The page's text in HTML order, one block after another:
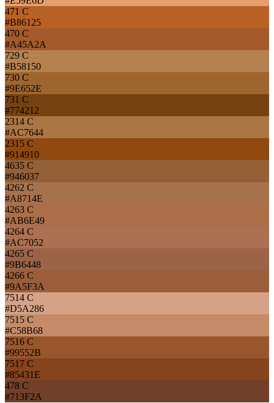
471 C
#B86125
470 C
#A45A2A
729 C
#B58150
730 C
#9E652E
731 C
#774212
2314 C
#AC7644
2315 C
#914910
4635 C
#946037
4262 C
#A8714E
4263 C
#AB6E49
4264 C
#AC7052
4265 C
#9B6448
4266 C
#9A5F3A
7514 C
#D5A286
7515 C
#C58B68
7516 C
#99552B
7517 C
#85431E
478 C
#713F2A